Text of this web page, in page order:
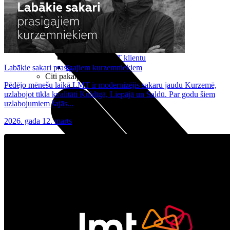
Noderīgi
Maksas un tarifi Latvijā
Maksas un tarifi ārzemēs
LMT Kartes iespējas
Kā kļūt par LMT klientu
eSIM tehnoloģija
Citi pakalpojumi
Planšetes
Labākie sakari prasīgajiem kurzemniekiem
Pēdējo mēnešu laikā LMT ir modernizējis sakaru jaudu Kurzemē,
uzlabojot tīkla kvalitāti Kuldīgā, Liepājā un Saldū. Par godu šiem
uzlabojumiem šajās...
2026. gada 12. marts